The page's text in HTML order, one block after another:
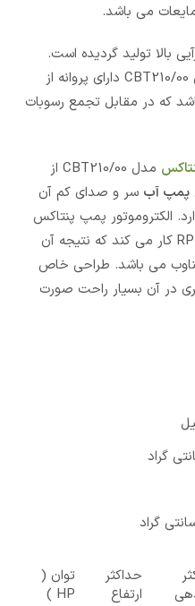
می باشد.
بالا تولید گردیده است.
دو پروانه سه فاز پنتاکس CBT210/00 دارای پروانه از
که در مقابل تجمع رسوبات
مدل CBT210/00 از
پمپ آب سر و صدای کم آن
الکتروموتور پمپ پنتاکس
CBT210/00 با دور موتور 2900 RPM کار می کند که نتیجه آن
می باشد. طراحی خاص
در آن بسیار راحت صورت
حداکثر
ارتفاع
توان (
HP )